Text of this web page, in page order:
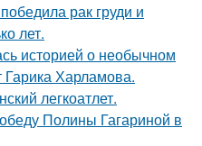
рак груди и
лет.
историей о необычном
Гарика Харламова.
легкоатлет.
Полины Гагариной в